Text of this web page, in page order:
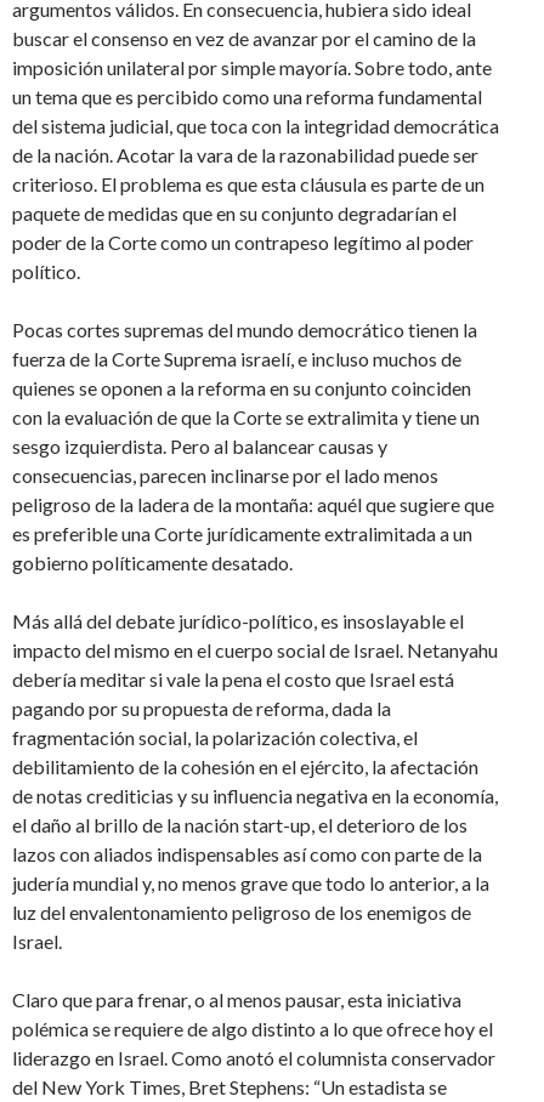
argumentos válidos. En consecuencia, hubiera sido ideal
buscar el consenso en vez de avanzar por el camino de la
imposición unilateral por simple mayoría. Sobre todo, ante
un tema que es percibido como una reforma fundamental
del sistema judicial, que toca con la integridad democrática
de la nación. Acotar la vara de la razonabilidad puede ser
criterioso. El problema es que esta cláusula es parte de un
paquete de medidas que en su conjunto degradarían el
poder de la Corte como un contrapeso legítimo al poder
político.
Pocas cortes supremas del mundo democrático tienen la
fuerza de la Corte Suprema israelí, e incluso muchos de
quienes se oponen a la reforma en su conjunto coinciden
con la evaluación de que la Corte se extralimita y tiene un
sesgo izquierdista. Pero al balancear causas y
consecuencias, parecen inclinarse por el lado menos
peligroso de la ladera de la montaña: aquél que sugiere que
es preferible una Corte jurídicamente extralimitada a un
gobierno políticamente desatado.
Más allá del debate jurídico-político, es insoslayable el
impacto del mismo en el cuerpo social de Israel. Netanyahu
debería meditar si vale la pena el costo que Israel está
pagando por su propuesta de reforma, dada la
fragmentación social, la polarización colectiva, el
debilitamiento de la cohesión en el ejército, la afectación
de notas crediticias y su influencia negativa en la economía,
el daño al brillo de la nación start-up, el deterioro de los
lazos con aliados indispensables así como con parte de la
judería mundial y, no menos grave que todo lo anterior, a la
luz del envalentonamiento peligroso de los enemigos de
Israel.
Claro que para frenar, o al menos pausar, esta iniciativa
polémica se requiere de algo distinto a lo que ofrece hoy el
liderazgo en Israel. Como anotó el columnista conservador
del New York Times, Bret Stephens: “Un estadista se